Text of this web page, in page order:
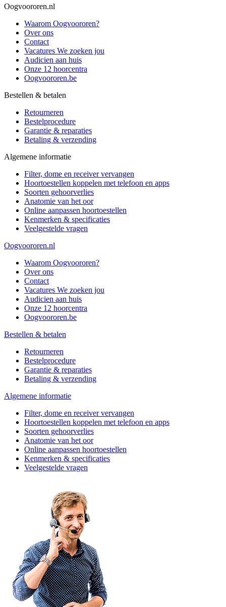
Oogvoororen.nl
Waarom Oogvoororen?
Over ons
Contact
Vacatures We zoeken jou
Audicien aan huis
Onze 12 hoorcentra
Oogvoororen.be
Bestellen & betalen
Retourneren
Bestelprocedure
Garantie & reparaties
Betaling & verzending
Algemene informatie
Filter, dome en receiver vervangen
Hoortoestellen koppelen met telefoon en apps
Soorten gehoorverlies
Anatomie van het oor
Online aanpassen hoortoestellen
Kenmerken & specificaties
Veelgestelde vragen
Oogvoororen.nl
Waarom Oogvoororen?
Over ons
Contact
Vacatures We zoeken jou
Audicien aan huis
Onze 12 hoorcentra
Oogvoororen.be
Bestellen & betalen
Retourneren
Bestelprocedure
Garantie & reparaties
Betaling & verzending
Algemene informatie
Filter, dome en receiver vervangen
Hoortoestellen koppelen met telefoon en apps
Soorten gehoorverlies
Anatomie van het oor
Online aanpassen hoortoestellen
Kenmerken & specificaties
Veelgestelde vragen